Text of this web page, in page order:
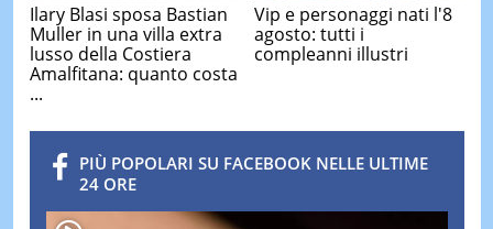
Ilary Blasi sposa Bastian
Muller in una villa extra
lusso della Costiera
Amalfitana: quanto costa
...
Vip e personaggi nati l'8
agosto: tutti i
compleanni illustri
PIÙ POPOLARI SU FACEBOOK NELLE ULTIME
24 ORE